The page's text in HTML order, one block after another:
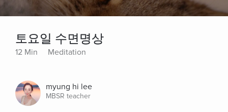
토요일 수면명상
12 Min Meditation
myung hi lee
MBSR teacher